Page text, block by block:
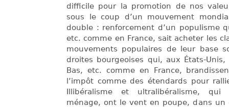
difficile pour la promotion de nos
sous le coup d’un mouvement
double : renforcement d’un populisme
etc. comme en France, sait acheter les
mouvements populaires de leur base
droites bourgeoises qui, aux États-
Bas, etc. comme en France,
l’impôt comme des étendards pour
Illibéralisme et ultralibéralisme,
ménage, ont le vent en poupe, dans